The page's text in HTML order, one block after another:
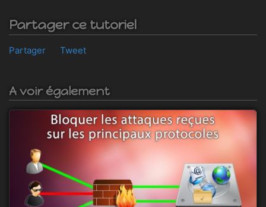
Partager ce tutoriel
Partager Tweet
A voir également